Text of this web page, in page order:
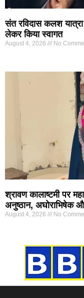
संत रविदास कलश यात्रा
लेकर किया स्वागत
August 4, 2026 No
श्रावण कालाष्टमी पर
अनुष्ठान, अघोराभिषेक
August 4, 2026 No